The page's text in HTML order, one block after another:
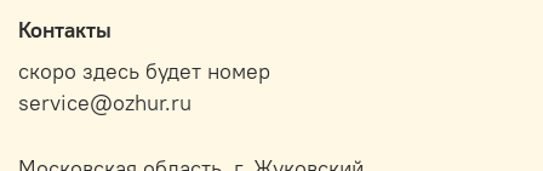
Контакты
скоро здесь будет номер
service@ozhur.ru